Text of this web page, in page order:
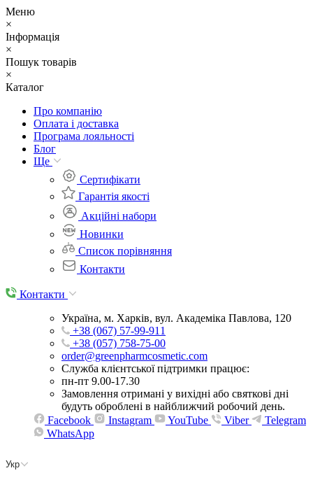
Меню
×
Інформація
×
Пошук товарів
×
Каталог
Про компанію
Оплата і доставка
Програма лояльності
Блог
Ще
Cертифікати
Гарантія якості
Акційні набори
Новинки
Список порівняння
Контакти
Контакти
Україна, м. Харків, вул. Академіка Павлова, 120
+38 (067) 57-99-911
+38 (057) 758-75-00
order@greenpharmcosmetic.com
Служба клієнтської підтримки працює:
пн-пт 9.00-17.30
Замовлення отримані у вихідні або святкові дні
будуть оброблені в найближчий робочий день.
Facebook
Instagram YouTube Viber
Telegram
WhatsApp
Укр